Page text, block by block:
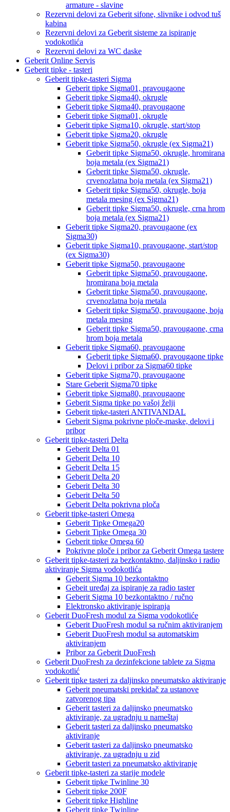
armature - slavine
Rezervni delovi za Geberit sifone, slivnike i odvod tuš
kabina
Rezervni delovi za Geberit sisteme za ispiranje
vodokotlića
Rezervni delovi za WC daske
Geberit Online Servis
Geberit tipke - tasteri
Geberit tipke-tasteri Sigma
Geberit tipke Sigma01, pravougaone
Geberit tipke Sigma40, okrugle
Geberit tipke Sigma40, pravougaone
Geberit tipke Sigma01, okrugle
Geberit tipke Sigma10, okrugle, start/stop
Geberit tipke Sigma20, okrugle
Geberit tipke Sigma50, okrugle (ex Sigma21)
Geberit tipke Sigma50, okrugle, hromirana
boja metala (ex Sigma21)
Geberit tipke Sigma50, okrugle,
crvenozlatna boja metala (ex Sigma21)
Geberit tipke Sigma50, okrugle, boja
metala mesing (ex Sigma21)
Geberit tipke Sigma50, okrugle, crna hrom
boja metala (ex Sigma21)
Geberit tipke Sigma20, pravougaone (ex
Sigma30)
Geberit tipke Sigma10, pravougaone, start/stop
(ex Sigma30)
Geberit tipke Sigma50, pravougaone
Geberit tipke Sigma50, pravougaone,
hromirana boja metala
Geberit tipke Sigma50, pravougaone,
crvenozlatna boja metala
Geberit tipke Sigma50, pravougaone, boja
metala mesing
Geberit tipke Sigma50, pravougaone, crna
hrom boja metala
Geberit tipke Sigma60, pravougaone
Geberit tipke Sigma60, pravougaone tipke
Delovi i pribor za Sigma60 tipke
Geberit tipke Sigma70, pravougaone
Stare Geberit Sigma70 tipke
Geberit tipke Sigma80, pravougaone
Geberit Sigma tipke po vašoj želji
Geberit tipke-tasteri ANTIVANDAL
Geberit Sigma pokrivne ploče-maske, delovi i
pribor
Geberit tipke-tasteri Delta
Geberit Delta 01
Geberit Delta 10
Geberit Delta 15
Geberit Delta 20
Geberit Delta 30
Geberit Delta 50
Geberit Delta pokrivna ploča
Geberit tipke-tasteri Omega
Geberit Tipke Omega20
Geberit Tipke Omega 30
Geberit tipke Omega 60
Pokrivne ploče i pribor za Geberit Omega tastere
Geberit tipke-tasteri za bezkontaktno, daljinsko i radio
aktiviranje Sigma vodokotlića
Geberit Sigma 10 bezkontaktno
Gebeit uređaj za ispiranje za radio taster
Geberit Sigma 10 bezkontaktno / ručno
Elektronsko aktiviranje ispiranja
Geberit DuoFresh modul za Sigma vodokotliće
Geberit DuoFresh modul sa ručnim aktiviranjem
Geberit DuoFresh modul sa automatskim
aktiviranjem
Pribor za Geberit DuoFresh
Geberit DuoFresh za dezinfekcione tablete za Sigma
vodokotlić
Geberit tipke tasteri za daljinsko pneumatsko aktiviranje
Geberit pneumatski prekidač za ustanove
zatvorenog tipa
Geberit tasteri za daljinsko pneumatsko
aktiviranje, za ugradnju u nameštaj
Geberit tasteri za daljinsko pneumatsko
aktiviranje
Geberit tasteri za daljinsko pneumatsko
aktiviranje, za ugradnju u zid
Geberit tasteri za pneumatsko aktiviranje
Geberit tipke-tasteri za starije modele
Geberit tipke Twinline 30
Geberit tipke 200F
Geberit tipke Highline
Geberit tipke Twinline